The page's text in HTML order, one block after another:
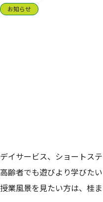
お知らせ
デイサービス、ショートス
高齢者でも遊びより学びた
授業風景を見たい方は、桂